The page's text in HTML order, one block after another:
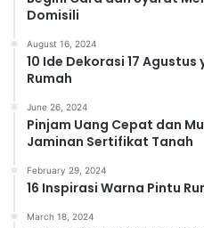
Domisili
August 16, 2024
10 Ide Dekorasi 17
Rumah
June 26, 2024
Pinjam Uang Cepat dan
Jaminan Sertifikat Tanah
February 29, 2024
16 Inspirasi Warna Pintu
March 18, 2024